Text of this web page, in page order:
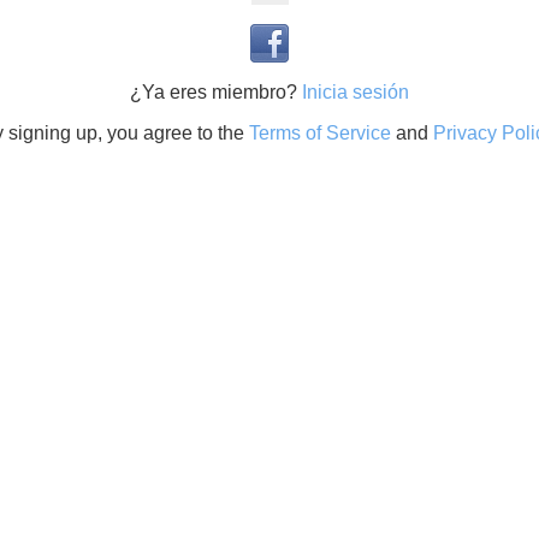
¿Ya eres miembro? Inicia sesión
signing up, you agree to the Terms of Serviceand Privacy